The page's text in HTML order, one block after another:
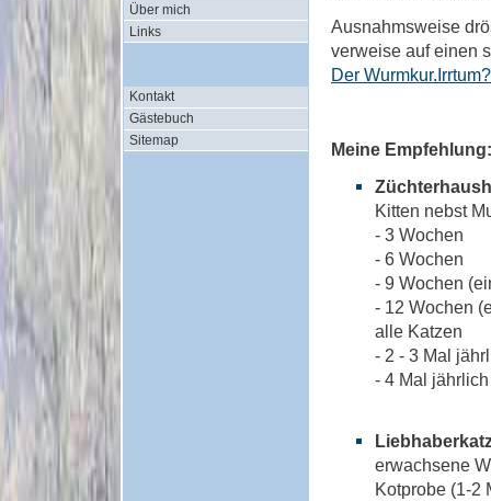
Über mich
Links
Kontakt
Gästebuch
Sitemap
Ausnahmsweise
verweise auf einen
Der
Meine Empfehlung:
Kitten nebst
- 3 Wochen
- 6 Wochen
- 9 Wochen
- 12 Wochen
alle Katzen
- 2 - 3 Mal
- 4 Mal
erwachsene
Kotprobe (1-2